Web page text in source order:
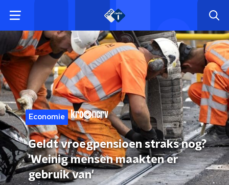
Economie
Geldt vroegpensioen straks nog?
'Weinig mensen maakten er
gebruik van'